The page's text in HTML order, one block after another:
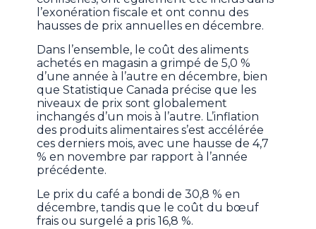
l’exonération fiscale et ont connu des
hausses de prix annuelles en décembre.
Dans l’ensemble, le coût des aliments
achetés en magasin a grimpé de 5,0 %
d’une année à l’autre en décembre, bien
que Statistique Canada précise que les
niveaux de prix sont globalement
inchangés d’un mois à l’autre. L’inflation
des produits alimentaires s’est accélérée
ces derniers mois, avec une hausse de 4,7
% en novembre par rapport à l’année
précédente.
Le prix du café a bondi de 30,8 % en
décembre, tandis que le coût du bœuf
frais ou surgelé a pris 16,8 %.